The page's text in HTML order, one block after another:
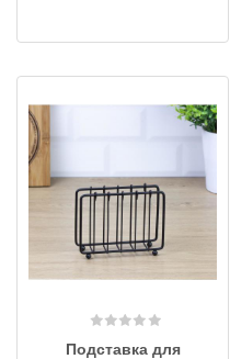
Подставка для